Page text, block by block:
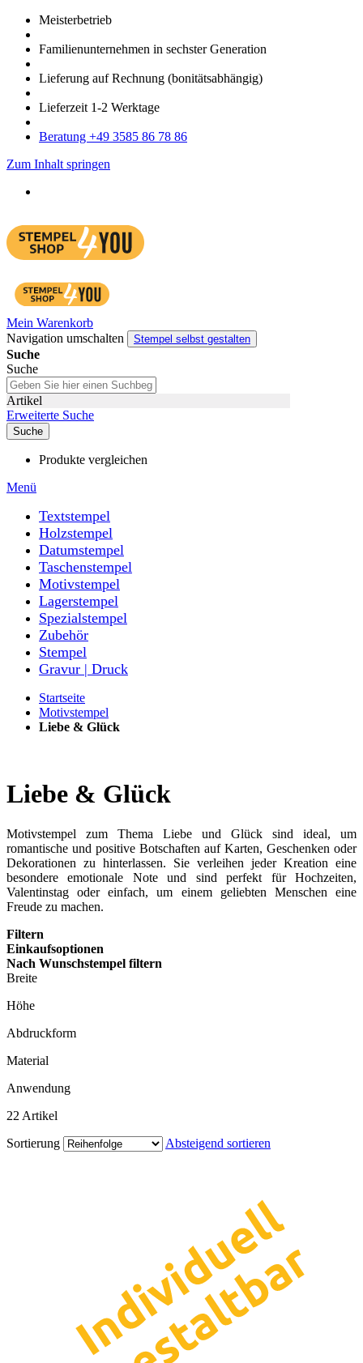
Meister­betrieb
Familien­unter­nehmen in sechster Gene­ration
Lieferung auf Rech­nung (bonitätsabhängig)
Liefer­zeit 1-2 Werk­tage
Bera­tung +49 3585 86 78 86
Zum Inhalt springen
Mein Warenkorb
Navigation umschalten
Stempel selbst gestalten
Suche
Suche
Artikel
Erweiterte Suche
Suche
Produkte vergleichen
Menü
Textstempel
Holzstempel
Datumstempel
Taschenstempel
Motivstempel
Lagerstempel
Spezialstempel
Zubehör
Stempel
Gravur | Druck
Startseite
Motivstempel
Liebe & Glück
Liebe & Glück
Motivstempel zum Thema Liebe und Glück sind ideal, um
romantische und positive Botschaften auf Karten, Geschenken oder
Dekorationen zu hinterlassen. Sie verleihen jeder Kreation eine
besondere emotionale Note und sind perfekt für Hochzeiten,
Valentinstag oder einfach, um einem geliebten Menschen eine
Freude zu machen.
Filtern
Einkaufsoptionen
Nach Wunschstempel filtern
Breite
Höhe
Abdruckform
Material
Anwendung
22 Artikel
Sortierung
Absteigend sortieren